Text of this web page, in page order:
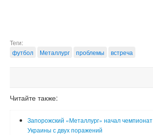
Теги:
футбол
Металлург проблемы встреча
Читайте также:
Запорожский «Металлург» начал чемпионат
Украины с двух поражений